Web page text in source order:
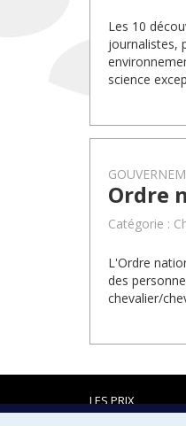
Les 10
journalistes,
science
Ordre
Catégorie :
L'Ordre
des
chevalier/
LES PRIX